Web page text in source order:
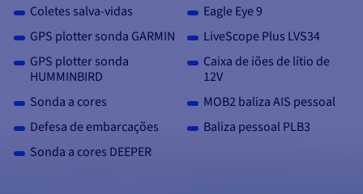
Coletes salva-vidas
GPS plotter sonda GARMIN
GPS plotter sonda
HUMMINBIRD
Sonda a cores
Defesa de embarcações
Sonda a cores DEEPER
Eagle Eye 9
LiveScope Plus LVS34
Caixa de iões de lítio de
12V
MOB2 baliza AIS pessoal
Baliza pessoal PLB3